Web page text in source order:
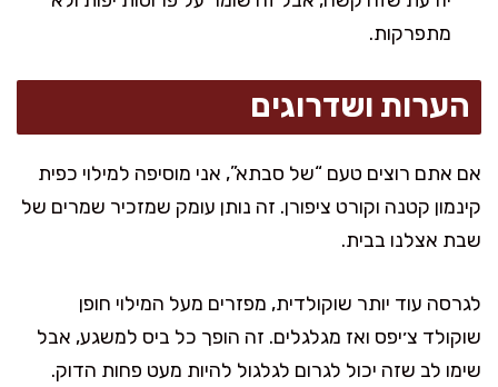
מתפרקות.
הערות ושדרוגים
אם אתם רוצים טעם “של סבתא”, אני מוסיפה למילוי כפית
קינמון קטנה וקורט ציפורן. זה נותן עומק שמזכיר שמרים של
שבת אצלנו בבית.
לגרסה עוד יותר שוקולדית, מפזרים מעל המילוי חופן
שוקולד צ׳יפס ואז מגלגלים. זה הופך כל ביס למשגע, אבל
שימו לב שזה יכול לגרום לגלגול להיות מעט פחות הדוק.